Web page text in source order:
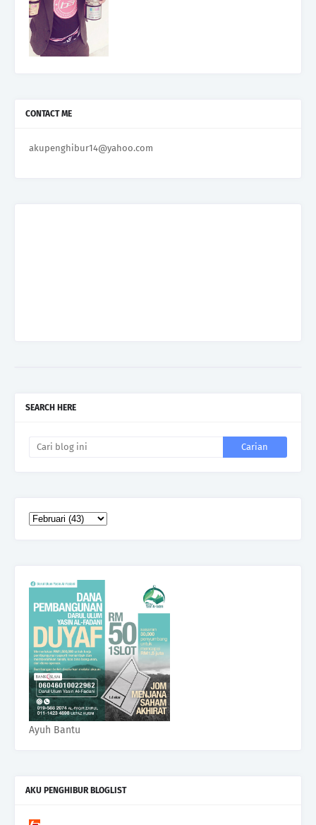
CONTACT ME
akupenghibur14@yahoo.com
SEARCH HERE
Ayuh Bantu
AKU PENGHIBUR BLOGLIST